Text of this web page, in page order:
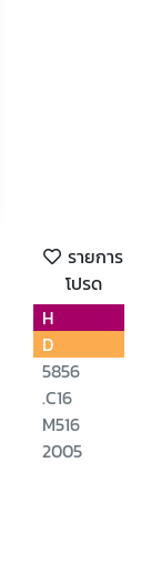
รายการ
โปรด
H
D
5856
.C16
M516
2005